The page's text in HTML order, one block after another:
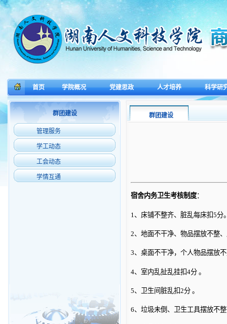
首页 学院概况 党建思政 人才培养 科学研
群团建设
管理服务
学工动态
工会动态
学情互通
群团建设
宿舍内务卫生考核制度：
1、床铺不整齐、脏乱每床扣5分
2、地面不干净、物品摆放不整
3、桌面不干净，个人物品摆放
4、室内乱扯乱挂扣4分 。
5、卫生间脏乱扣2分 。
6、垃圾未倒、卫生工具摆放不